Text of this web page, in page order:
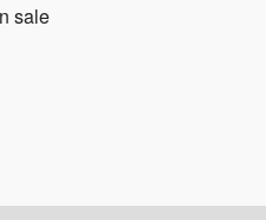
sale